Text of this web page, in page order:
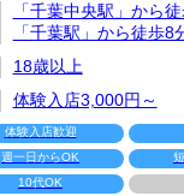
「千葉中央駅」から
「千葉駅」から徒歩8
18歳以上
体験入店3,000円～
体験入店歓迎
週一日からOK
10代OK